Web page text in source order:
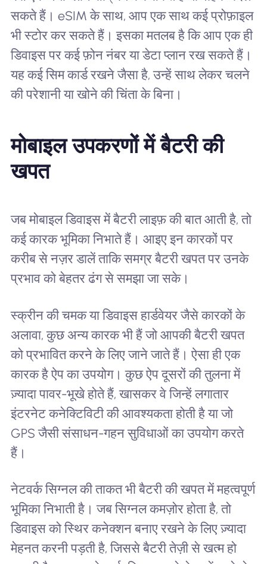
सकते हैं। eSIM के साथ, आप एक साथ कई प्रोफ़ाइल
भी स्टोर कर सकते हैं। इसका मतलब है कि आप एक ही
डिवाइस पर कई फ़ोन नंबर या डेटा प्लान रख सकते हैं।
यह कई सिम कार्ड रखने जैसा है, उन्हें साथ लेकर चलने
की परेशानी या खोने की चिंता के बिना।
मोबाइल उपकरणों में बैटरी की
खपत
जब मोबाइल डिवाइस में बैटरी लाइफ़ की बात आती है, तो
कई कारक भूमिका निभाते हैं। आइए इन कारकों पर
करीब से नज़र डालें ताकि समग्र बैटरी खपत पर उनके
प्रभाव को बेहतर ढंग से समझा जा सके।
स्क्रीन की चमक या डिवाइस हार्डवेयर जैसे कारकों के
अलावा, कुछ अन्य कारक भी हैं जो आपकी बैटरी खपत
को प्रभावित करने के लिए जाने जाते हैं। ऐसा ही एक
कारक है ऐप का उपयोग। कुछ ऐप दूसरों की तुलना में
ज़्यादा पावर-भूखे होते हैं, खासकर वे जिन्हें लगातार
इंटरनेट कनेक्टिविटी की आवश्यकता होती है या जो
GPS जैसी संसाधन-गहन सुविधाओं का उपयोग करते
हैं।
नेटवर्क सिग्नल की ताकत भी बैटरी की खपत में महत्वपूर्ण
भूमिका निभाती है। जब सिग्नल कमज़ोर होता है, तो
डिवाइस को स्थिर कनेक्शन बनाए रखने के लिए ज़्यादा
मेहनत करनी पड़ती है, जिससे बैटरी तेज़ी से खत्म हो